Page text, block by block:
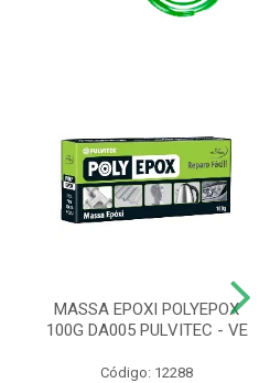
MASSA EPOXI POLYEPOX
100G DA005 PULVITEC - VE
Código: 12288